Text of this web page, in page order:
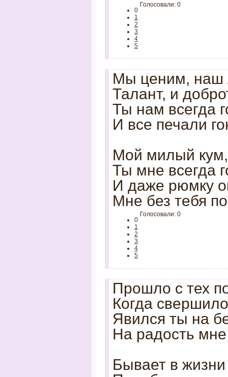
0
1
2
3
4
5
Голосовали: 0
Мы ценим, наш
Талант, и
Ты нам всегда
И все печали
Мой милый
Ты мне всегда
И даже рюмку
Мне без тебя
0
1
2
3
4
5
Голосовали: 0
Прошло с тех
Когда
Явился ты на
На радость
Бывает в жизни